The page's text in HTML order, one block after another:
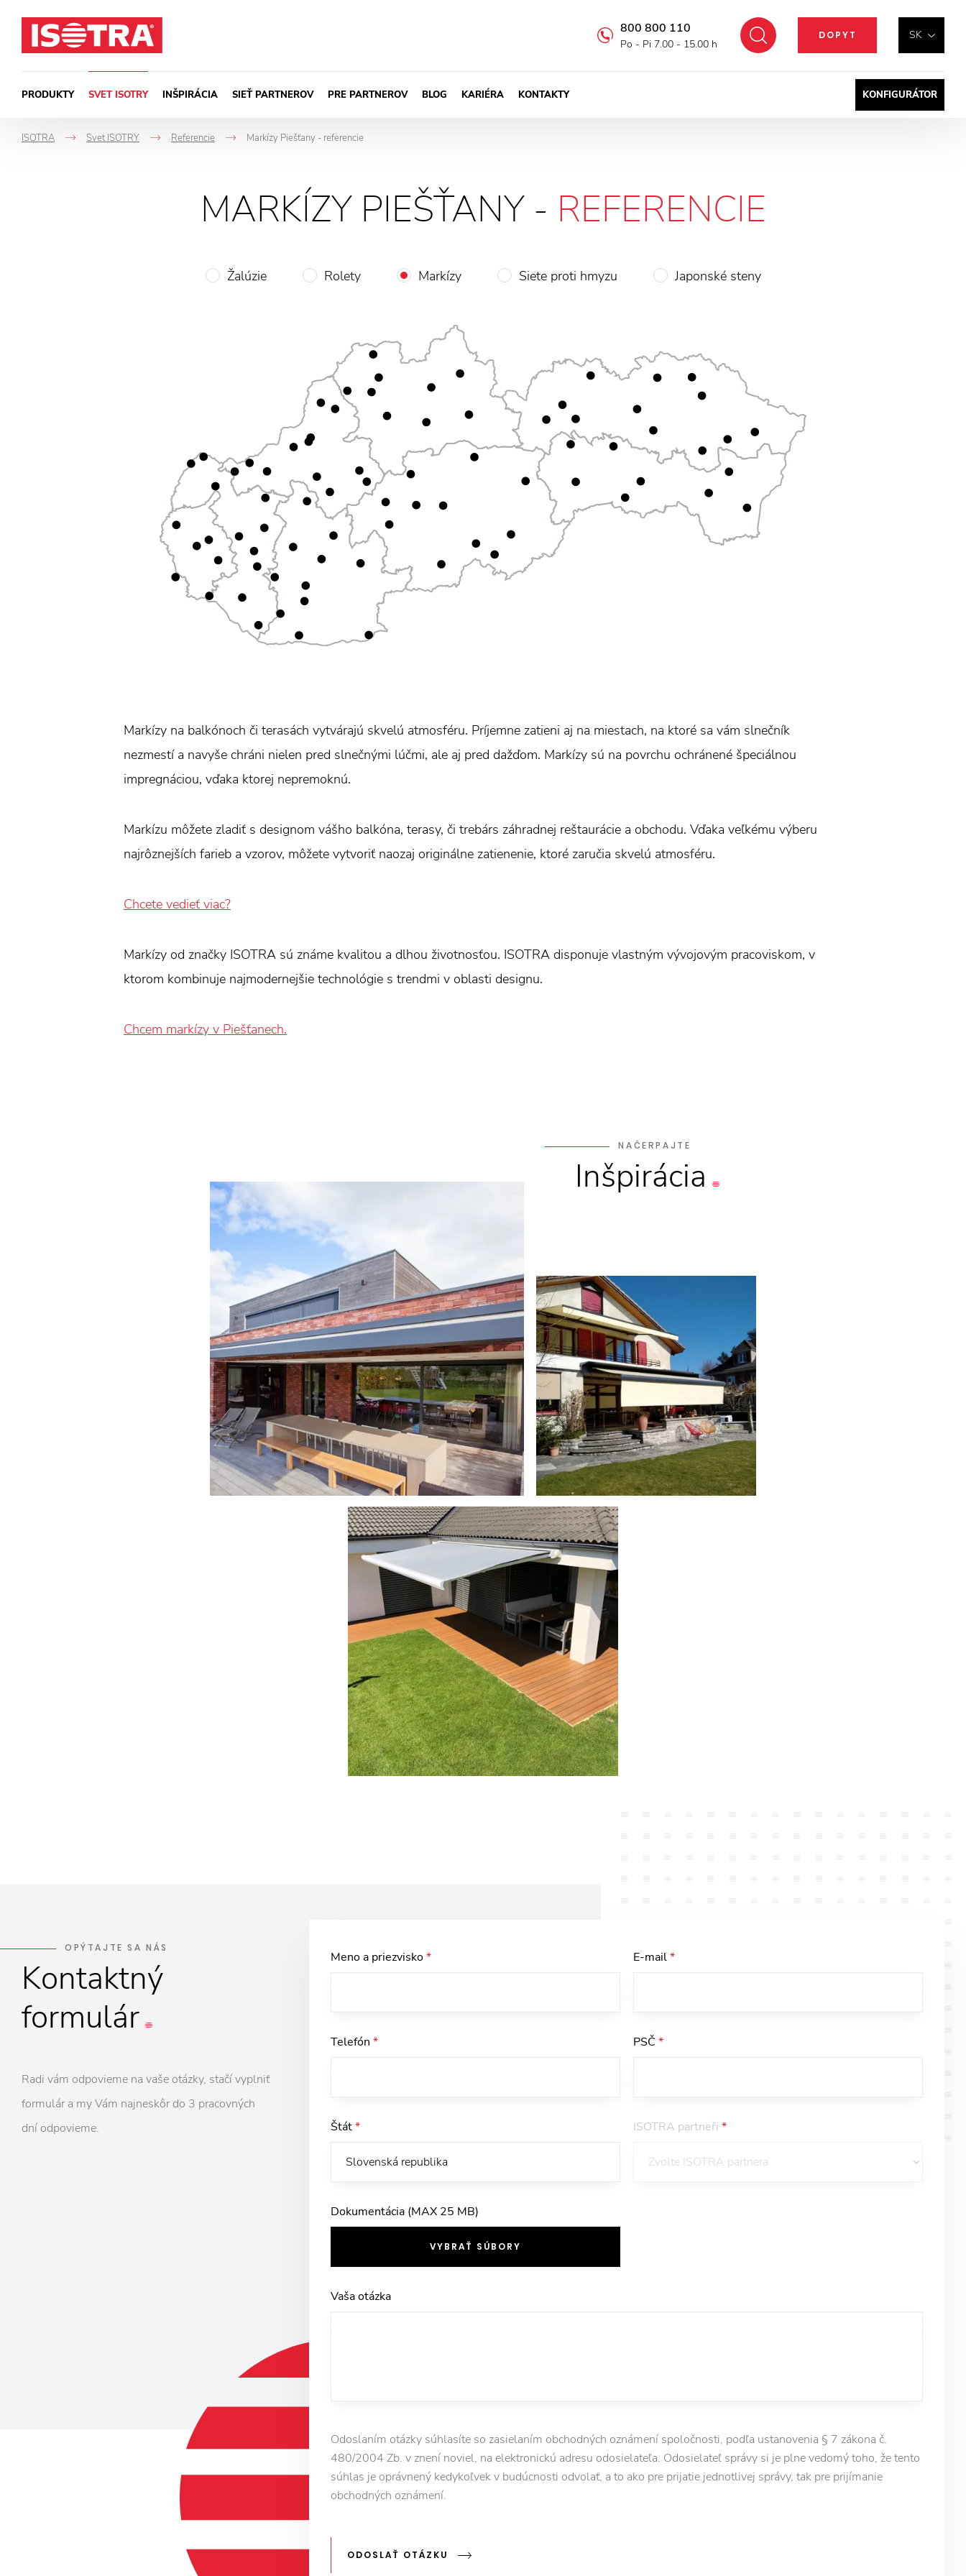
SK
DOPYT
Hľadať
800 800 110
Po - Pi 7.00 - 15.00 h
PRODUKTY SVET ISOTRY INŠPIRÁCIA SIEŤ PARTNEROV PRE PARTNEROV BLOG KARIÉRA KONTAKTY KONFIGURÁTOR
ISOTRA
->
Svet ISOTRY
->
Referencie Markízy Piešťany - referencie
MARKÍZY PIEŠŤANY - REFERENCIE
Žalúzie Rolety Markízy Siete proti hmyzu Japonské steny
Markízy na balkónoch či terasách vytvárajú skvelú atmosféru. Príjemne zatieni aj na miestach, na ktoré sa vám slnečník
nezmestí a navyše chráni nielen pred slnečnými lúčmi, ale aj pred dažďom. Markízy sú na povrchu ochránené špeciálnou
impregnáciou, vďaka ktorej nepremoknú.
Markízu môžete zladiť s designom vášho balkóna, terasy, či trebárs záhradnej reštaurácie a obchodu. Vďaka veľkému výberu
najrôznejších farieb a vzorov, môžete vytvoriť naozaj originálne zatienenie, ktoré zaručia skvelú atmosféru.
Chcete vedieť viac?
Markízy od značky ISOTRA sú známe kvalitou a dlhou životnosťou. ISOTRA disponuje vlastným vývojovým pracoviskom, v
ktorom kombinuje najmodernejšie technológie s trendmi v oblasti designu.
Chcem markízy v Piešťanech.
NAČERPAJTE
Inšpirácia
OPÝTAJTE SA NÁS
Kontaktný
formulár
Radi vám odpovieme na vaše otázky, stačí vyplniť
formulár a my Vám najneskôr do 3 pracovných
dní odpovieme.
Meno a priezvisko* E-mail*
Telefón * PSČ*
Štát* ISOTRA partneři*
Dokumentácia (MAX 25 MB)
VYBRAŤ SÚBORY
Vaša otázka
Odoslaním otázky súhlasíte so zasielaním obchodných oznámení spoločnosti, podľa ustanovenia § 7 zákona č.
480/2004 Zb. v znení noviel, na elektronickú adresu odosielateľa. Odosielateľ správy si je plne vedomý toho, že tento
súhlas je oprávnený kedykoľvek v budúcnosti odvolať, a to ako pre prijatie jednotlivej správy, tak pre prijímanie
obchodných oznámení.
ODOSLAŤ OTÁZKU